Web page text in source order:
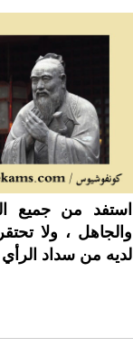
استفد من جميع
والجاهل ، ولا
لديه من سداد